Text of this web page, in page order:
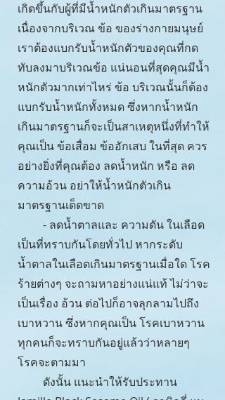
เกิดขึ้นกับผู้ที่มีน้ำหนักตัวเกินมาตรฐาน
เนื่องจากบริเวณ ข้อ ของร่างกายมนุษย์
เราต้องแบกรับน้ำหนักตัวของคุณที่กด
ทับลงมาบริเวณข้อ แน่นอนที่สุดคุณมีน้ำ
หนักตัวมากเท่าไหร่ ข้อ บริเวณนั้นก็ต้อง
แบกรับน้ำหนักทั้งหมด ซึ่งหากน้ำหนัก
เกินมาตรฐานก็จะเป็นสาเหตุหนึ่งที่ทำให้
คุณเป็น ข้อเสื่อม ข้ออักเสบ ในที่สุด ควร
อย่างยิ่งที่คุณต้อง ลดน้ำหนัก หรือ ลด
ความอ้วน อย่าให้น้ำหนักตัวเกิน
มาตรฐานเด็ดขาด
- ลดน้ำตาลและ ความดัน ในเลือด
เป็นที่ทราบกันโดยทั่วไป หากระดับ
น้ำตาลในเลือดเกินมาตรฐานเมื่อใด โรค
ร้ายต่างๆ จะถามหาอย่างแน่แท้ ไม่ว่าจะ
เป็นเรื่อง อ้วน ต่อไปก็อาจลุกลามไปถึง
เบาหวาน ซึ่งหากคุณเป็น โรคเบาหวาน
ทุกคนก็จะทราบกันอยู่แล้วว่าหลายๆ
โรคจะตามมา
ดังนั้น แนะนำให้รับประทาน